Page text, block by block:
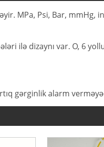
MPa, Psi, Bar, mmHg,
ilə dizaynı var. O, 6
gərginlik alarm